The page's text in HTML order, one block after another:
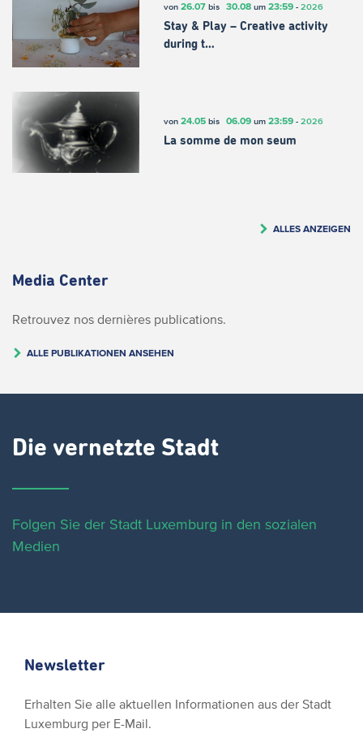
von 26.07bis 30.08um 23:59- 2026
Stay & Play – Creative activity
during t…
von 24.05bis 06.09um 23:59- 2026
La somme de mon seum
ALLES ANZEIGEN
Media Center
Retrouvez nos dernières publications.
ALLE PUBLIKATIONEN ANSEHEN
Die vernetzte Stadt
Folgen Sie der Stadt Luxemburg in den sozialen
Medien
Newsletter
Erhalten Sie alle aktuellen Informationen aus der Stadt
Luxemburg per E-Mail.